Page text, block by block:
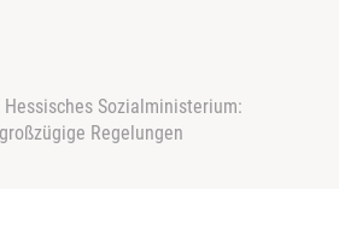
Hessisches Sozialministerium:
Regelungen